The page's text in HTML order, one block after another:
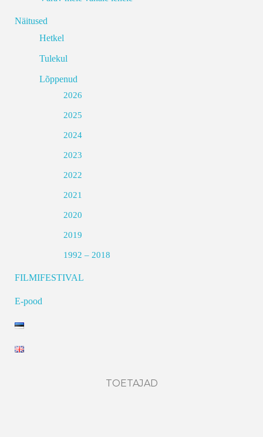
Näitused
Hetkel
Tulekul
Lõppenud
2026
2025
2024
2023
2022
2021
2020
2019
1992 – 2018
FILMIFESTIVAL
E-pood
TOETAJAD